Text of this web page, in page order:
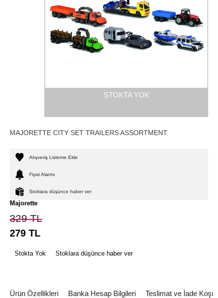
STOKTA YOK
MAJORETTE CITY SET TRAILERS ASSORTMENT
Alışveriş Listeme Ekle
Fiyat Alarmı
Stoklara düşünce haber ver
Majorette
329TL
279 TL
Stokta Yok Stoklara düşünce haber ver
Ürün Özellikleri Banka Hesap Bilgileri Teslimat ve İade